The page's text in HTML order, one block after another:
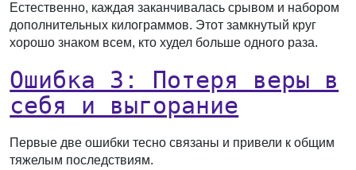
Естественно, каждая заканчивалась срывом и набором
дополнительных килограммов. Этот замкнутый круг
хорошо знаком всем, кто худел больше одного раза.
Ошибка 3: Потеря веры в
себя и выгорание
Первые две ошибки тесно связаны и привели к общим
тяжелым последствиям.